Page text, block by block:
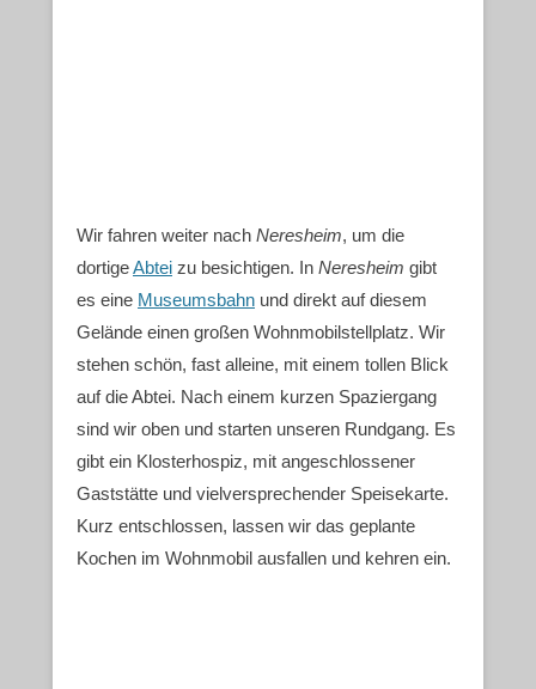
Wir fahren weiter nach Neresheim, um die
dortigeAbtei zu besichtigen. In Neresheim gibt
es eine Museumsbahn und direkt auf diesem
Gelände einen großen Wohnmobilstellplatz. Wir
stehen schön, fast alleine, mit einem tollen Blick
auf die Abtei. Nach einem kurzen Spaziergang
sind wir oben und starten unseren Rundgang. Es
gibt ein Klosterhospiz, mit angeschlossener
Gaststätte und vielversprechender Speisekarte.
Kurz entschlossen, lassen wir das geplante
Kochen im Wohnmobil ausfallen und kehren ein.